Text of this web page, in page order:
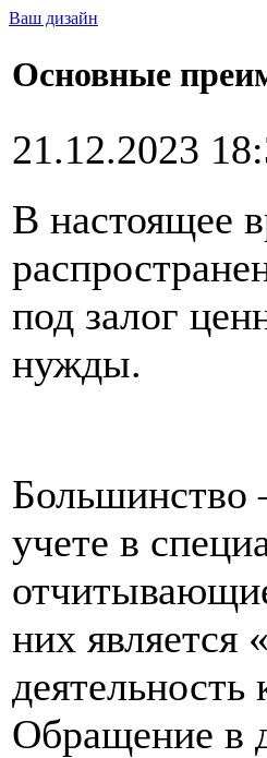
Ваш дизайн
Основные
21.12.2023
В настоящее
под залог
нужды.
Большинство
учете в
них
деятельность
Обращение в